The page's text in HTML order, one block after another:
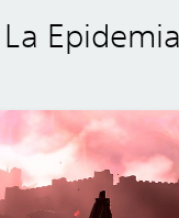
La Epidemia